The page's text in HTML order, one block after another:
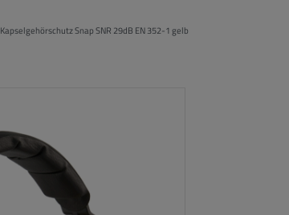
Kapselgehörschutz Snap SNR 29dB EN 352-1 gelb